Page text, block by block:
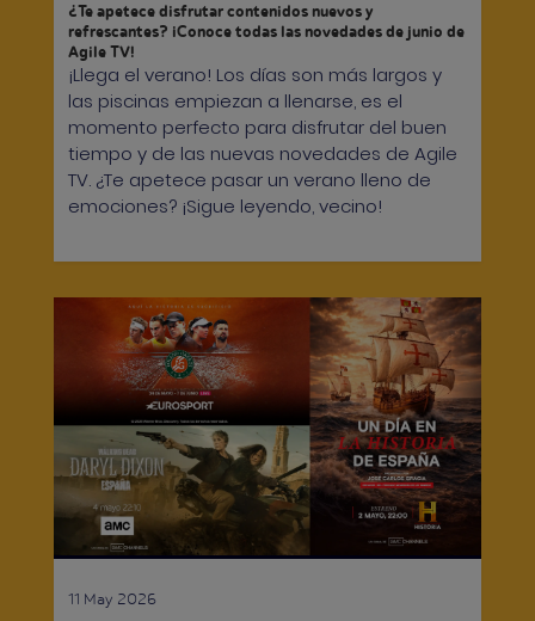
¿Te apetece disfrutar contenidos nuevos y
refrescantes? ¡Conoce todas las novedades de junio de
Agile TV!
¡Llega el verano! Los días son más largos y
las piscinas empiezan a llenarse, es el
momento perfecto para disfrutar del buen
tiempo y de las nuevas novedades de Agile
TV. ¿Te apetece pasar un verano lleno de
emociones? ¡Sigue leyendo, vecino!
11 May 2026